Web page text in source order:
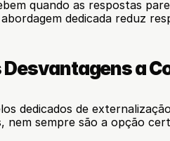
quando as respostas
dedicada reduz
a
dedicados de
nem sempre são a opção